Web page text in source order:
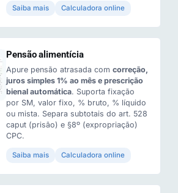
Saiba mais Calculadora online
Pensão alimentícia
Apure pensão atrasada com correção,
juros simples 1% ao mês e prescrição
bienal automática. Suporta fixação
por SM, valor fixo, % bruto, % líquido
ou mista. Separa subtotais do art. 528
caput (prisão) e §8º (expropriação)
CPC.
Saiba mais Calculadora online